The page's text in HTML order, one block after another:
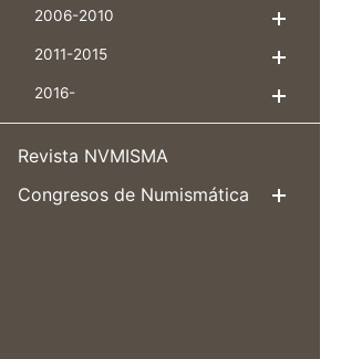
2006-2010
2011-2015
2016-
Revista NVMISMA
Congresos de Numismática